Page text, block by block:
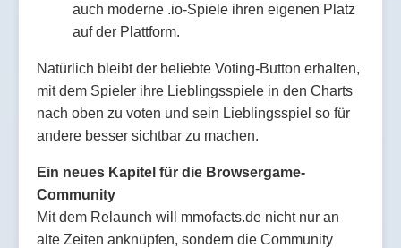
auch moderne .io-Spiele ihren eigenen Platz
auf der Plattform.
Natürlich bleibt der beliebte Voting-Button erhalten,
mit dem Spieler ihre Lieblingsspiele in den Charts
nach oben zu voten und sein Lieblingsspiel so für
andere besser sichtbar zu machen.
Ein neues Kapitel für die Browsergame-
Community
Mit dem Relaunch will mmofacts.de nicht nur an
alte Zeiten anknüpfen, sondern die Community